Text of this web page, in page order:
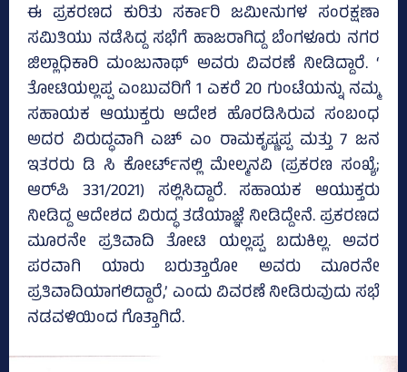
ಈ ಪ್ರಕರಣದ ಕುರಿತು ಸರ್ಕಾರಿ ಜಮೀನುಗಳ ಸಂರಕ್ಷಣಾ
ಸಮಿತಿಯು ನಡೆಸಿದ್ದ ಸಭೆಗೆ ಹಾಜರಾಗಿದ್ದ ಬೆಂಗಳೂರು ನಗರ
ಜಿಲ್ಲಾಧಿಕಾರಿ ಮಂಜುನಾಥ್‌ ಅವರು ವಿವರಣೆ ನೀಡಿದ್ದಾರೆ. ‘
ತೋಟಿಯಲ್ಲಪ್ಪ ಎಂಬುವರಿಗೆ 1 ಎಕರೆ 20 ಗುಂಟೆಯನ್ನು ನಮ್ಮ
ಸಹಾಯಕ ಆಯುಕ್ತರು ಆದೇಶ ಹೊರಡಿಸಿರುವ ಸಂಬಂಧ
ಅದರ ವಿರುದ್ಧವಾಗಿ ಎಚ್‌ ಎಂ ರಾಮಕೃಷ್ಣಪ್ಪ ಮತ್ತು 7 ಜನ
ಇತರರು ಡಿ ಸಿ ಕೋರ್ಟ್‌ನಲ್ಲಿ ಮೇಲ್ಮನವಿ (ಪ್ರಕರಣ ಸಂಖ್ಯೆ;
ಆರ್‌ಪಿ 331/2021) ಸಲ್ಲಿಸಿದ್ದಾರೆ. ಸಹಾಯಕ ಆಯುಕ್ತರು
ನೀಡಿದ್ದ ಆದೇಶದ ವಿರುದ್ಧ ತಡೆಯಾಜ್ಞೆ ನೀಡಿದ್ದೇನೆ. ಪ್ರಕರಣದ
ಮೂರನೇ ಪ್ರತಿವಾದಿ ತೋಟಿ ಯಲ್ಲಪ್ಪ ಬದುಕಿಲ್ಲ. ಅವರ
ಪರವಾಗಿ ಯಾರು ಬರುತ್ತಾರೋ ಅವರು ಮೂರನೇ
ಪ್ರತಿವಾದಿಯಾಗಲಿದ್ದಾರೆ,’ ಎಂದು ವಿವರಣೆ ನೀಡಿರುವುದು ಸಭೆ
ನಡವಳಿಯಿಂದ ಗೊತ್ತಾಗಿದೆ.